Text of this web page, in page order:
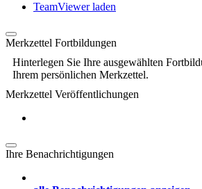
TeamViewer laden
Merkzettel Fortbildungen
Hinterlegen Sie Ihre ausgewählten
Ihrem persönlichen Merkzettel.
Merkzettel Veröffentlichungen
Ihre Benachrichtigungen